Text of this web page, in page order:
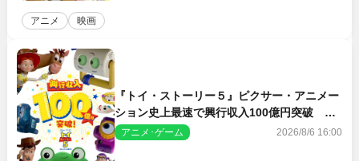
アニメ 映画
『トイ・ストーリー５』ピクサー・アニメー
ション史上最速で興行収入100億円突破 シ
リーズNo.1興収が目前
アニメ･ゲーム 2026/8/6 16:00